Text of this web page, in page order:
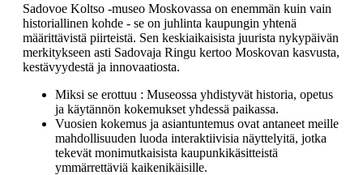
Sadovoe Koltso -museo Moskovassa on enemmän kuin vain
historiallinen kohde - se on juhlinta kaupungin yhtenä
määrittävistä piirteistä. Sen keskiaikaisista juurista nykypäivän
merkitykseen asti Sadovaja Ringu kertoo Moskovan kasvusta,
kestävyydestä ja innovaatiosta.
Miksi se erottuu : Museossa yhdistyvät historia, opetus
ja käytännön kokemukset yhdessä paikassa.
Vuosien kokemus ja asiantuntemus ovat antaneet meille
mahdollisuuden luoda interaktiivisia näyttelyitä, jotka
tekevät monimutkaisista kaupunkikäsitteistä
ymmärrettäviä kaikenikäisille.